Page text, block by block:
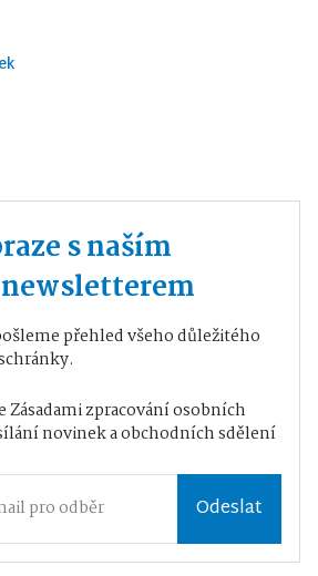
s naším
přehled všeho důležitého
Zásadami zpracování osobních
novinek a obchodních sdělení
Odeslat